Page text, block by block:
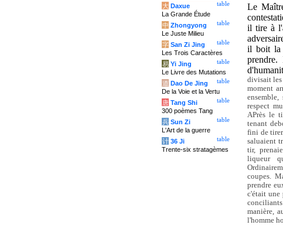
Le
il tire à
il boit la
divisait les
moment
respect
APrès le
tenant
fini de
saluaient
tir,
liqueur
coupes.
prendre
c'était une
manière,
l'homme
table
大 Daxue
La Grande Étude
table
中 Zhongyong
Le Juste Milieu
table
字 San Zi Jing
Les Trois Caractères
table
易 Yi Jing
Le Livre des Mutations
table
道 Dao De Jing
De la Voie et la Vertu
table
唐 Tang Shi
300 poèmes Tang
table
兵 Sun Zi
L'Art de la guerre
table
计 36 Ji
Trente-six stratagèmes